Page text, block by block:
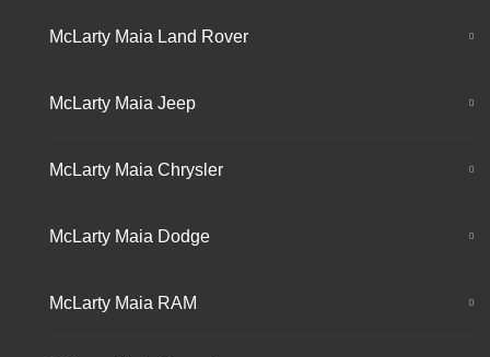
McLarty Maia Land Rover
McLarty Maia Jeep
McLarty Maia Chrysler
McLarty Maia Dodge
McLarty Maia RAM